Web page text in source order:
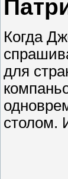
Когда
для
столом.